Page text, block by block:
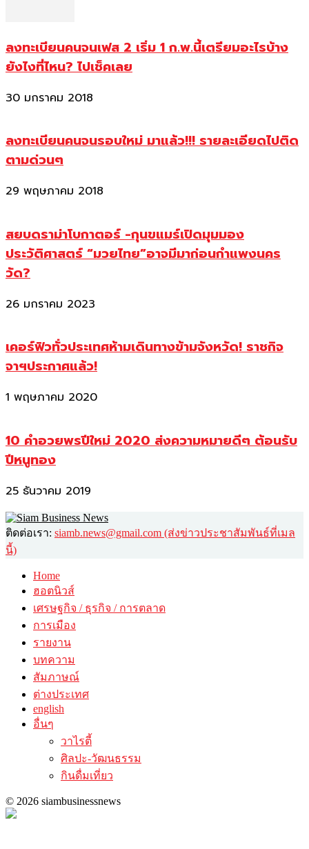
ลงทะเบียนคนจนเฟส 2 เริ่ม 1 ก.พ.นี้เตรียมอะไรบ้าง
ยังไงที่ไหน? ไปเช็คเลย
30 มกราคม 2018
ลงทะเบียนคนจนรอบใหม่ มาแล้ว!!! รายละเอียดไปติด
ตามด่วนๆ
29 พฤษภาคม 2018
สยบดราม่าโบกาตอร์ -กุนขแมร์เปิดมุมมอง
ประวัติศาสตร์ “มวยไทย”อาจมีมาก่อนกำแพงนคร
วัด?
26 มกราคม 2023
เคอร์ฟิวทั่วประเทศห้ามเดินทางข้ามจังหวัด! ราชกิจ
จาฯประกาศแล้ว!
1 พฤษภาคม 2020
10 คำอวยพรปีใหม่ 2020 ส่งความหมายดีๆ ต้อนรับ
ปีหนูทอง
25 ธันวาคม 2019
ติดต่อเรา: siamb.news@gmail.com (ส่งข่าวประชาสัมพันธ์ที่เมล
นี้)
Home
ฮอตนิวส์
เศรษฐกิจ / ธุรกิจ / การตลาด
การเมือง
รายงาน
บทความ
สัมภาษณ์
ต่างประเทศ
english
อื่นๆ
วาไรตี้
ศิลปะ-วัฒนธรรม
กินดื่มเที่ยว
© 2026 siambusinessnews